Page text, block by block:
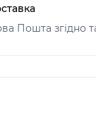
Пошта згідно